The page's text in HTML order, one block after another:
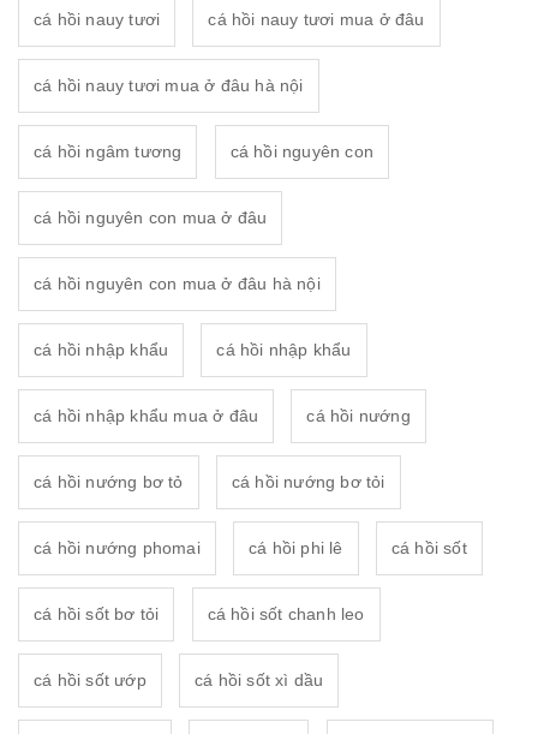
cá hồi nauy tươi cá hồi nauy tươi mua ở đâu
cá hồi nauy tươi mua ở đâu hà nội
cá hồi ngâm tương cá hồi nguyên con
cá hồi nguyên con mua ở đâu
cá hồi nguyên con mua ở đâu hà nội
cá hồi nhập khẩu cá hồi nhập khẩu
cá hồi nhập khẩu mua ở đâu cá hồi nướng
cá hồi nướng bơ tỏ cá hồi nướng bơ tỏi
cá hồi nướng phomai cá hồi phi lê cá hồi sốt
cá hồi sốt bơ tỏi cá hồi sốt chanh leo
cá hồi sốt ướp cá hồi sốt xì dầu